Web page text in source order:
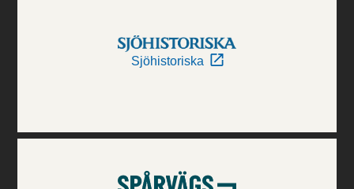
Sjöhistoriska